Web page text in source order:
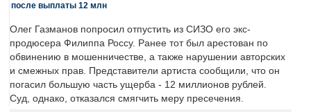
после выплаты 12 млн
Олег Газманов попросил отпустить из СИЗО его экс-
продюсера Филиппа Россу. Ранее тот был арестован по
обвинению в мошенничестве, а также нарушении авторских
и смежных прав. Представители артиста сообщили, что он
погасил большую часть ущерба - 12 миллионов рублей.
Суд, однако, отказался смягчить меру пресечения.